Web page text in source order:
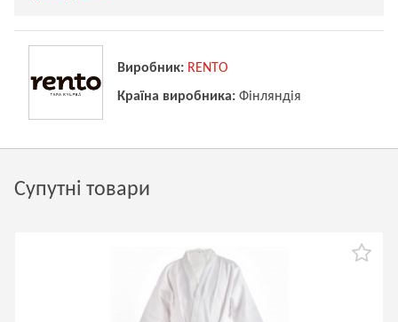
Виробник: RENTO
Країна виробника: Фінляндія
Супутні товари